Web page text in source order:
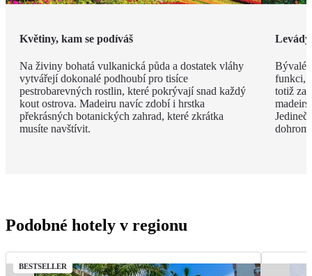
Květiny, kam se podíváš
Na živiny bohatá vulkanická půda a dostatek vláhy
vytvářejí dokonalé podhoubí pro tisíce
pestrobarevných rostlin, které pokrývají snad každý
kout ostrova. Madeiru navíc zdobí i hrstka
překrásných botanických zahrad, které zkrátka
musíte navštívit.
Levády
Bývalé
funkci,
totiž
Podobné hotely v regionu
BESTSELLER